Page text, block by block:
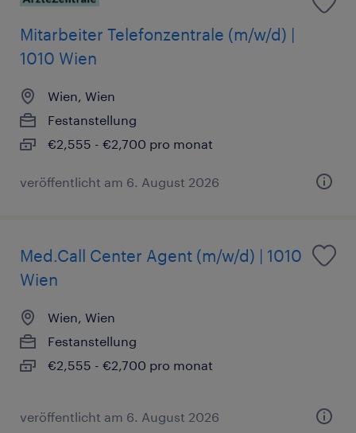
Mitarbeiter Telefonzentrale (m/w/d) |
1010 Wien
Wien, Wien
Festanstellung
€2,555 - €2,700 pro monat
veröffentlicht am 6. August 2026
Med.Call Center Agent (m/w/d) | 1010
Wien
Wien, Wien
Festanstellung
€2,555 - €2,700 pro monat
veröffentlicht am 6. August 2026